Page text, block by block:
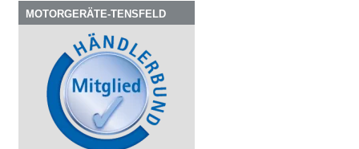
MOTORGERÄTE-TENSFELD